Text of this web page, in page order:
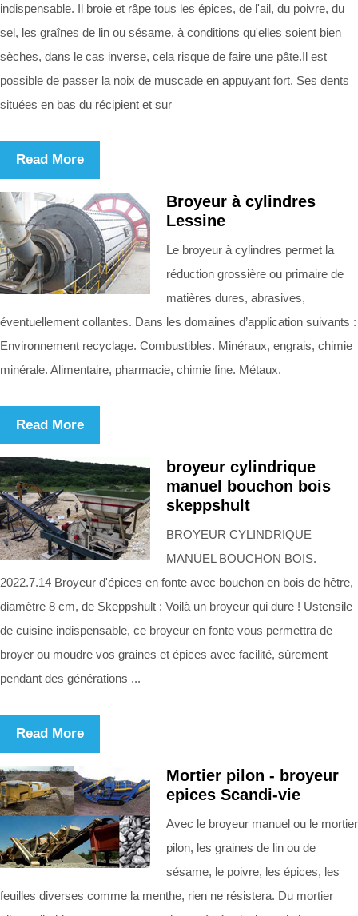
indispensable. Il broie et râpe tous les épices, de l'ail, du poivre, du
sel, les graînes de lin ou sésame, à conditions qu'elles soient bien
sèches, dans le cas inverse, cela risque de faire une pâte.Il est
possible de passer la noix de muscade en appuyant fort. Ses dents
situées en bas du récipient et sur
Read More
Broyeur à cylindres
Lessine
Le broyeur à cylindres permet la
réduction grossière ou primaire de
matières dures, abrasives,
éventuellement collantes. Dans les domaines d’application suivants :
Environnement recyclage. Combustibles. Minéraux, engrais, chimie
minérale. Alimentaire, pharmacie, chimie fine. Métaux.
Read More
broyeur cylindrique
manuel bouchon bois
skeppshult
BROYEUR CYLINDRIQUE
MANUEL BOUCHON BOIS.
2022.7.14 Broyeur d'épices en fonte avec bouchon en bois de hêtre,
diamètre 8 cm, de Skeppshult : Voilà un broyeur qui dure ! Ustensile
de cuisine indispensable, ce broyeur en fonte vous permettra de
broyer ou moudre vos graines et épices avec facilité, sûrement
pendant des générations ...
Read More
Mortier pilon - broyeur
epices Scandi-vie
Avec le broyeur manuel ou le mortier
pilon, les graines de lin ou de
sésame, le poivre, les épices, les
feuilles diverses comme la menthe, rien ne résistera. Du mortier